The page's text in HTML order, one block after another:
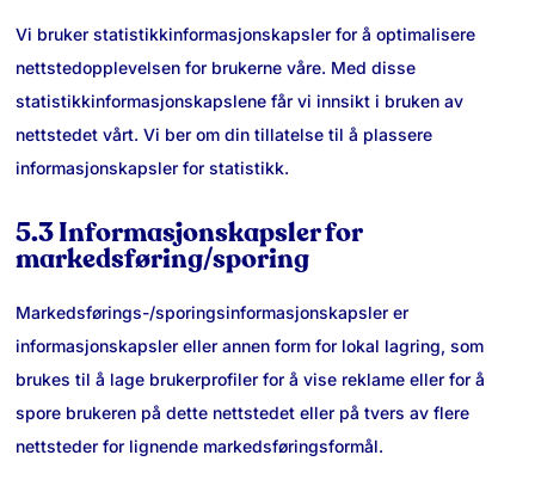
Vi bruker statistikkinformasjonskapsler for å optimalisere
nettstedopplevelsen for brukerne våre. Med disse
statistikkinformasjonskapslene får vi innsikt i bruken av
nettstedet vårt. Vi ber om din tillatelse til å plassere
informasjonskapsler for statistikk.
5.3 Informasjonskapsler for
markedsføring/sporing
Markedsførings-/sporingsinformasjonskapsler er
informasjonskapsler eller annen form for lokal lagring, som
brukes til å lage brukerprofiler for å vise reklame eller for å
spore brukeren på dette nettstedet eller på tvers av flere
nettsteder for lignende markedsføringsformål.